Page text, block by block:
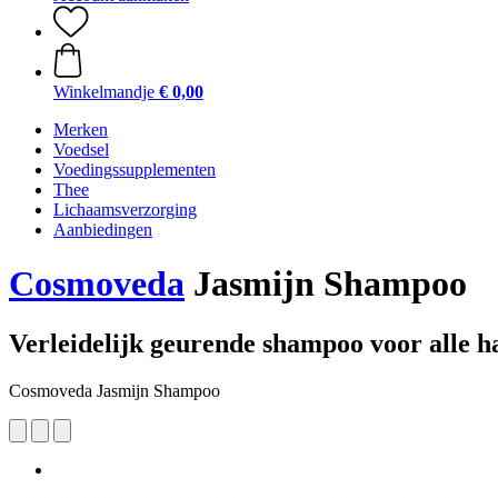
Winkelmandje € 0,00
Merken
Voedsel
Voedingssupplementen
Thee
Lichaamsverzorging
Aanbiedingen
Cosmoveda Jasmijn Shampoo
Verleidelijk geurende shampoo voor alle
Cosmoveda Jasmijn Shampoo